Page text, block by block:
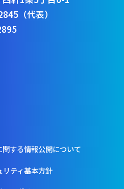
（代表）
する情報公開について
リティ基本方針